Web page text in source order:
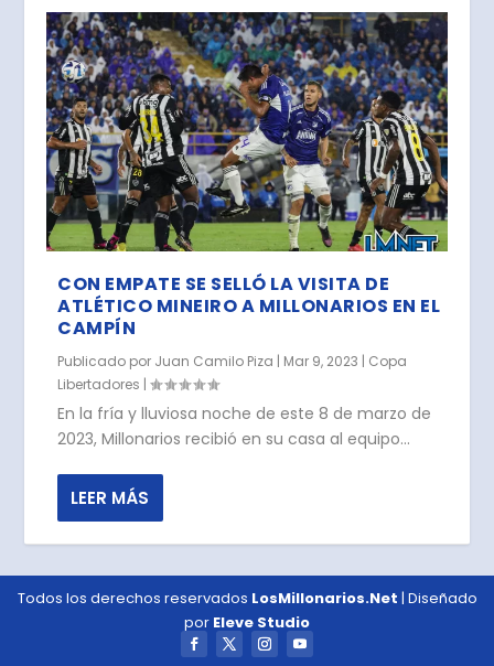
CON EMPATE SE SELLÓ LA VISITA DE
ATLÉTICO MINEIRO A MILLONARIOS EN EL
CAMPÍN
Publicado por Juan Camilo Piza | Mar 9, 2023 | Copa
Libertadores |
En la fría y lluviosa noche de este 8 de marzo de
2023, Millonarios recibió en su casa al equipo...
LEER MÁS
Todos los derechos reservados LosMillonarios.Net | Diseñado
por Eleve Studio